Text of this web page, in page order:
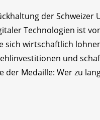
der
Technologien ist
sich wirtschaftlich
und
der Medaille: Wer zu